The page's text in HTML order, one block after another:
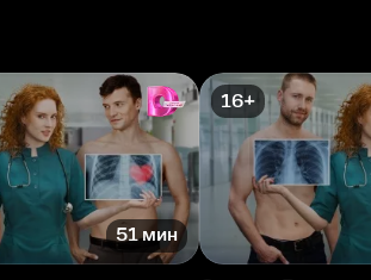
51 мин
16+